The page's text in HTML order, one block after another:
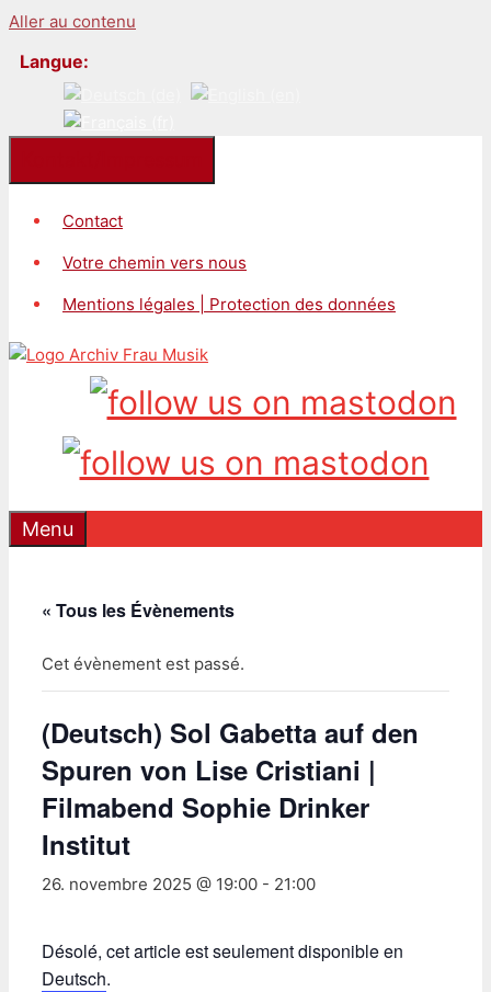
Aller au contenu
Langue:
Contact
Votre chemin vers nous
Mentions légales | Protection des données
Menu
« Tous les Évènements
Cet évènement est passé.
(Deutsch) Sol Gabetta auf den
Spuren von Lise Cristiani |
Filmabend Sophie Drinker
Institut
26. novembre 2025 @ 19:00 - 21:00
Désolé, cet article est seulement disponible en
Deutsch.